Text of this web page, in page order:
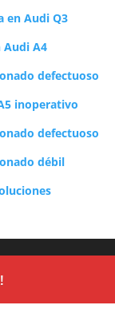
en Audi Q3
Audi A4
defectuoso
inoperativo
defectuoso
débil